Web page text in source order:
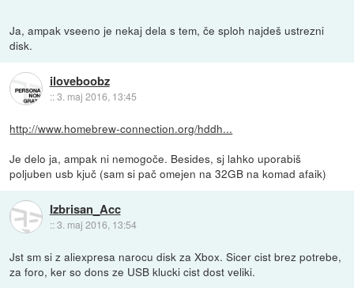
Ja, ampak vseeno je nekaj dela s tem, če sploh najdeš ustrezni
disk.
iloveboobz
::3. maj 2016, 13:45
http://www.homebrew-connection.org/hddh...
Je delo ja, ampak ni nemogoče. Besides, sj lahko uporabiš
poljuben usb kjuč (sam si pač omejen na 32GB na komad afaik)
Izbrisan_Acc
::3. maj 2016, 13:54
Jst sm si z aliexpresa narocu disk za Xbox. Sicer cist brez potrebe,
za foro, ker so dons ze USB klucki cist dost veliki.